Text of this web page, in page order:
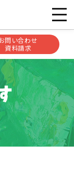
問い合わせ
資料請求